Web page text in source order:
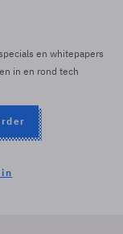
en whitepapers
in en rond tech
in